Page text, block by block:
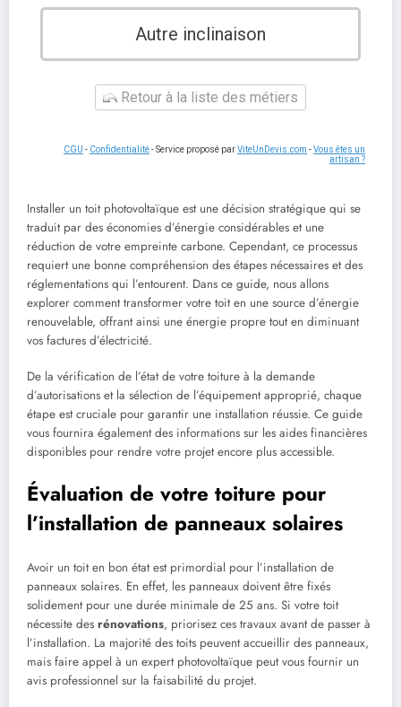
Autre inclinaison
Retour à la liste des métiers
CGU - Confidentialité- Service proposé parViteUnDevis.com -Vous êtes un
artisan ?
Installer un toit photovoltaïque est une décision stratégique qui se
traduit par des économies d’énergie considérables et une
réduction de votre empreinte carbone. Cependant, ce processus
requiert une bonne compréhension des étapes nécessaires et des
réglementations qui l’entourent. Dans ce guide, nous allons
explorer comment transformer votre toit en une source d’énergie
renouvelable, offrant ainsi une énergie propre tout en diminuant
vos factures d’électricité.
De la vérification de l’état de votre toiture à la demande
d’autorisations et la sélection de l’équipement approprié, chaque
étape est cruciale pour garantir une installation réussie. Ce guide
vous fournira également des informations sur les aides financières
disponibles pour rendre votre projet encore plus accessible.
Évaluation de votre toiture pour
l’installation de panneaux solaires
Avoir un toit en bon état est primordial pour l’installation de
panneaux solaires. En effet, les panneaux doivent être fixés
solidement pour une durée minimale de 25 ans. Si votre toit
nécessite des rénovations, priorisez ces travaux avant de passer à
l’installation. La majorité des toits peuvent accueillir des panneaux,
mais faire appel à un expert photovoltaïque peut vous fournir un
avis professionnel sur la faisabilité du projet.